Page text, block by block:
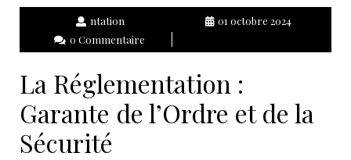
ntation
01 octobre 2024
0 Commentaire
La Réglementation :
Garante de l’Ordre et de la
Sécurité